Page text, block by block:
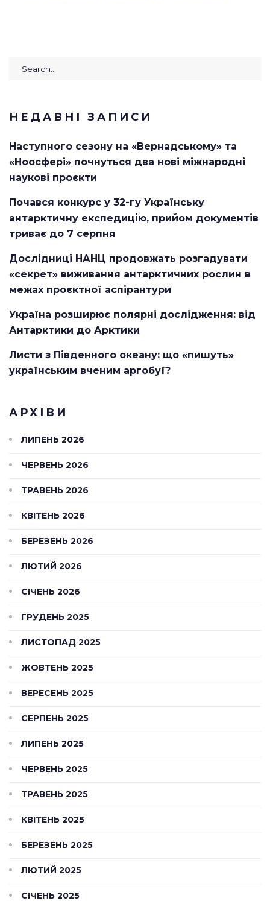
НЕДАВНІ ЗАПИСИ
Наступного сезону на «Вернадському» та
«Ноосфері» почнуться два нові міжнародні
наукові проєкти
Почався конкурс у 32-гу Українську
антарктичну експедицію, прийом документів
триває до 7 серпня
Дослідниці НАНЦ продовжать розгадувати
«секрет» виживання антарктичних рослин в
межах проєктної аспірантури
Україна розширює полярні дослідження: від
Антарктики до Арктики
Листи з Південного океану: що «пишуть»
українським вченим аргобуї?
АРХІВИ
ЛИПЕНЬ 2026
ЧЕРВЕНЬ 2026
ТРАВЕНЬ 2026
КВІТЕНЬ 2026
БЕРЕЗЕНЬ 2026
ЛЮТИЙ 2026
СІЧЕНЬ 2026
ГРУДЕНЬ 2025
ЛИСТОПАД 2025
ЖОВТЕНЬ 2025
ВЕРЕСЕНЬ 2025
СЕРПЕНЬ 2025
ЛИПЕНЬ 2025
ЧЕРВЕНЬ 2025
ТРАВЕНЬ 2025
КВІТЕНЬ 2025
БЕРЕЗЕНЬ 2025
ЛЮТИЙ 2025
СІЧЕНЬ 2025